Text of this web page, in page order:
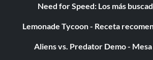
Need for Speed: Los más
Lemonade Tycoon - Receta
Aliens vs. Predator Demo -